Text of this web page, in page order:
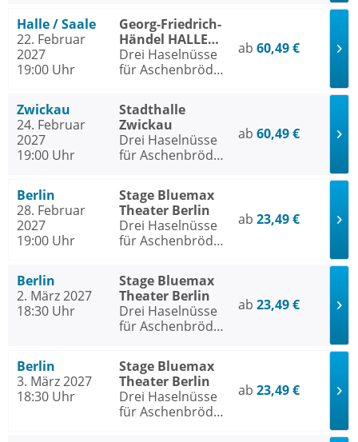
Halle / Saale
22. Februar
2027
19:00 Uhr
Georg-Friedrich-
Händel HALLE
Halle / Saale
Drei Haselnüsse
für Aschenbrödel
ab 60,49 €
Zwickau
24. Februar
2027
19:00 Uhr
Stadthalle
Zwickau
Drei Haselnüsse
für Aschenbrödel
ab 60,49 €
Berlin
28. Februar
2027
19:00 Uhr
Stage Bluemax
Theater Berlin
Drei Haselnüsse
für Aschenbrödel
ab 23,49 €
Berlin
2. März 2027
18:30 Uhr
Stage Bluemax
Theater Berlin
Drei Haselnüsse
für Aschenbrödel
ab 23,49 €
Berlin
3. März 2027
18:30 Uhr
Stage Bluemax
Theater Berlin
Drei Haselnüsse
für Aschenbrödel
ab 23,49 €